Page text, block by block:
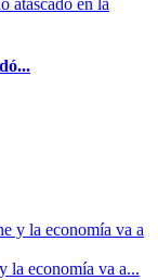
la economía va a...